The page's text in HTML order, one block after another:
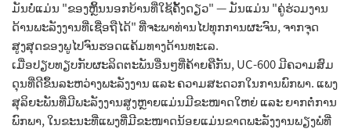
ມັນບໍ່ແມ່ນ "ຂອງຫຼິ້ນນອກບ້ານທີ່ໃຊ້ຄັ້ງດຽວ" — ມັນແມ່ນ "ຄູ່ຮ່ວມງານ
ດ້ານພະລັງງານທີ່ເຊື່ອຖືໄດ້" ທີ່ຈະພາທ່ານໄປທຸກການຜະຈົນ, ຈາກຈຸດ
ສູງສຸດຂອງພູໄປຈົນຮອດແຄ້ມທາງດ້ານທະເລ.
ເມື່ອປຽບທຽບກັບຜະລິດຕະພັນອື່ນໆທີ່ຄ້າຍຄືກັນ, UC-600 ມີຄວາມສົມ
ດຸນທີ່ດີຂຶ້ນລະຫວ່າງພະລັງງານ ແລະ ຄວາມສະດວກໃນການພົກພາ. ແພງ
ສຸລິຍະພັນທີ່ມີພະລັງງານສູງຫຼາຍແມ່ນມີຂະໜາດໃຫຍ່ ແລະ ຍາກຕໍ່ການ
ພົກພາ, ໃນຂະນະທີ່ແພງທີ່ມີຂະໜາດນ້ອຍແມ່ນຂາດພະລັງງານພຽງພໍທີ່